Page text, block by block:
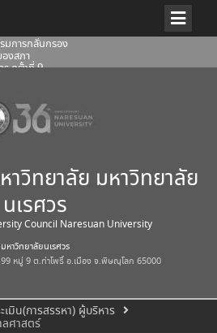
มการกลั่นกรอง
งสภา
ร ครั้งที่ 9
งตั้งคณบดีคณะ
มการติดตาม
ำนวยการ
าวิทยาลัย มหาวิทยาลัย
นเรศวร
Council Naresuan University
มหาวิทยาลัยนเรศวร
99 หมู่ 9 ต.ท่าโพธิ์ อ.เมือง จ.พิษณุโลก 65000
เมิน(การสรรหา) ผู้บริหาร
ศาสตร์